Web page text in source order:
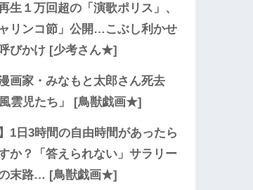
生１万回超の「演歌ポリス」、
リンコ節」公開…こぶし利かせ
びかけ [少考さん★]
漫画家・みなもと太郎さん死去
雲児たち」 [鳥獣戯画★]
1日3時間の自由時間があったら
か？「答えられない」サラリー
末路… [鳥獣戯画★]